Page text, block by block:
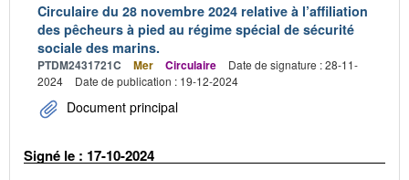
Circulaire du 28 novembre 2024 relative à l’affiliation
des pêcheurs à pied au régime spécial de sécurité
sociale des marins.
PTDM2431721C Mer Circulaire
Date de signature : 28-11-
2024
Date de publication : 19-12-2024
Document principal
Signé le : 17-10-2024